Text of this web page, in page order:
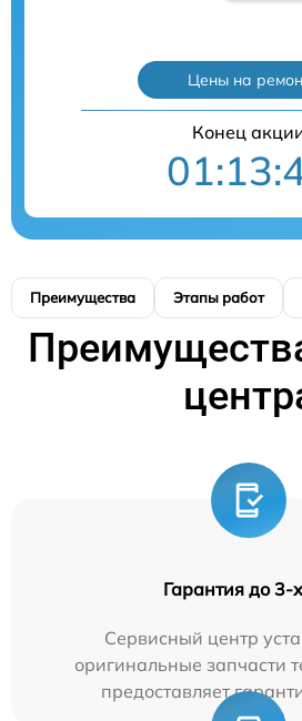
Цены на
Конец
Преимущества Этапы работ
Гарантия до 3-
Сервисный центр
оригинальные запчасти
предоставляет